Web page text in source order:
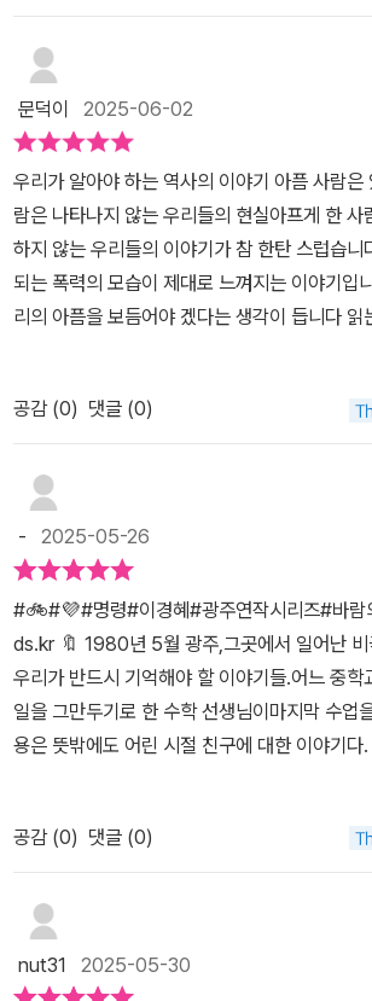
던 이유가 뭘까?​한 아이를 키우면서이제 이런
같지만은 않다나에게 일어난 일이 아닌데도 외
에 난,앞으로도 이런 책을 잘 찾아 읽을 거고아이
한다군대를 보내야 하는 아들을 낳는 순간부터
령을 받았을 때 어떻게 행동해야 하라고 말해
지 않는 부분들이 너무 많아 두렵다바르게 산다
만그렇다고 포기할 수는 없는 문제다. 내 아이
조금 덜 억울한 세상이기를바라본다.
아니다.박기현. 실제로 존재했던 그날의 어린
가된 소설이라, 이름 한자를 바꿨을 뿐, 실제로
설 속에 녹여냈다.이 소설은 1980년 5월 18일
쟁의 그날을 담은 소설로, 계엄령이 일어났을 때
지 모를 아이들에게 역사의 한순간을 경험하게
12월 3일 밤, 교과서에서만 보던 '계엄'이란 단
아이들. 어른들은 공포를 느끼며 밤새 티비 앞
그저 어제와 같은 하루였을 뿐이었다.잠시였다
980년의 계엄령 후의 모습은 극명하게 달랐
명령이라는 이름 아래, 자신의 신념은 온데간데
을 폭발시킨 그들이 있었다. 총과 칼, 몽둥이를
람을 적으로만 봤던 사람들. 그들의 손에 목숨을
을 쓰게 된 이유, 5.18광주민주화운동 해설까지
를 배우는 학생들에게 추천할만하다.>>>밑줄
방 문을 열고 들이닥칠 것만 같았지.그 지옥과 나
이 유리문 한 장만 있을 뿐이었다. 무엇인가 두
이나 더 들렸어.책 더미 뒤에 웅크린 채 나는 그
지.>밑줄_p75'왜 그러세요? 저는 중학생이에요
에요. 왜 그러세요?'>> 이 서평은 바람의아이
서평단 자격으로 책을 제공받아 주관적으로 작
18광주민주화운동 #518민주화운동 #광주민
간도서 #청소년소설 #소설추천 #책추천#북스
#서평스타그램
문덕이 2025-06-02
우리가 알아야 하는 역사의 이야기 아픔 사람은
람은 나타나지 않는 우리들의 현실아프게 한 사
하지 않는 우리들의 이야기가 참 한탄 스럽습니
되는 폭력의 모습이 제대로 느껴지는 이야기입
리의 아픔을 보듬어야 겠다는 생각이 듭니다 읽는
공감 (0) 댓글 (0)
- 2025-05-26
#🚲#💜#명령#이경혜#광주연작시리즈#바
ds.kr 🔖 1980년 5월 광주,그곳에서 일어난 비
우리가 반드시 기억해야 할 이야기들.어느 중학
일을 그만두기로 한 수학 선생님이마지막 수업
용은 뜻밖에도 어린 시절 친구에 대한 이야기
내려앉기도,가슴이 먹먹하기도, 분노가 치밀어
는 실존했던 '박기현'을 '박기훈'으로 등장시킨다.
서 따온 부분을 바탕으로 허구의 소설을만들었
운동은 명백한 사실이다.우리가 잊지 말아야 할
나는 역사에 관심도 없었고,꼭 우리의 역사를 알
했던아주 무지했던 사람이다.그런데, 한국사를
공감 (0) 댓글 (0)
nut31 2025-05-30